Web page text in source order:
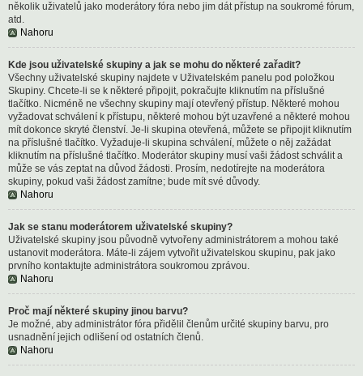
několik uživatelů jako moderátory fóra nebo jim dát přístup na soukromé fórum,
atd.
Nahoru
Kde jsou uživatelské skupiny a jak se mohu do některé zařadit?
Všechny uživatelské skupiny najdete v Uživatelském panelu pod položkou
Skupiny. Chcete-li se k některé připojit, pokračujte kliknutím na příslušné
tlačítko. Nicméně ne všechny skupiny mají otevřený přístup. Některé mohou
vyžadovat schválení k přístupu, některé mohou být uzavřené a některé mohou
mít dokonce skryté členství. Je-li skupina otevřená, můžete se připojit kliknutím
na příslušné tlačítko. Vyžaduje-li skupina schválení, můžete o něj zažádat
kliknutím na příslušné tlačítko. Moderátor skupiny musí vaši žádost schválit a
může se vás zeptat na důvod žádosti. Prosím, nedotírejte na moderátora
skupiny, pokud vaši žádost zamítne; bude mít své důvody.
Nahoru
Jak se stanu moderátorem uživatelské skupiny?
Uživatelské skupiny jsou původně vytvořeny administrátorem a mohou také
ustanovit moderátora. Máte-li zájem vytvořit uživatelskou skupinu, pak jako
prvního kontaktujte administrátora soukromou zprávou.
Nahoru
Proč mají některé skupiny jinou barvu?
Je možné, aby administrátor fóra přidělil členům určité skupiny barvu, pro
usnadnění jejich odlišení od ostatních členů.
Nahoru